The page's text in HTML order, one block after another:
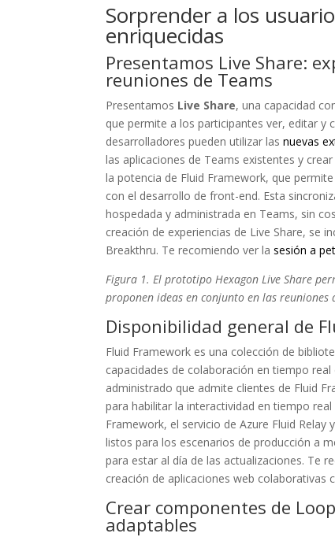
Sorprender a los
enriquecidas
Presentamos Live Share:
reuniones de Teams
Presentamos Live Share, una capacidad
que permite a los participantes ver, editar y
desarrolladores pueden utilizar lasnuevas
las aplicaciones de Teams existentes y
la potencia de Fluid Framework, que
con el desarrollo de front-end. Esta
hospedada y administrada en Teams, sin
creación de experiencias de Live Share, se
Breakthru. Te recomiendo ver lasesión a
Figura 1. El prototipo Hexagon Live Share
proponen ideas en conjunto en las reuniones
Disponibilidad general de
Fluid Framework es una colección de
capacidades de colaboración en tiempo
administrado que admite clientes de Fluid
para habilitar la interactividad en tiempo
Framework, el servicio de Azure Fluid
listos para los escenarios de producción a
para estar al día de las actualizaciones. Te
creación de aplicaciones web colaborativas
Crear componentes de
adaptables